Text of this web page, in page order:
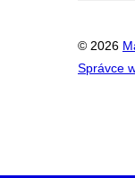
© 2026
Správce